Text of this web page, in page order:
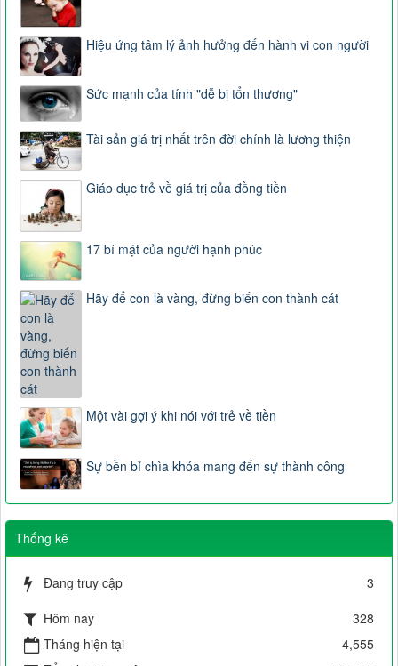
Hiệu ứng tâm lý ảnh hưởng đến hành vi con người
Sức mạnh của tính "dễ bị tổn thương"
Tài sản giá trị nhất trên đời chính là lương thiện
Giáo dục trẻ về giá trị của đồng tiền
17 bí mật của người hạnh phúc
Hãy để con là vàng, đừng biến con thành cát
Một vài gợi ý khi nói với trẻ về tiền
Sự bền bỉ chìa khóa mang đến sự thành công
Thống kê
Đang truy cập
3
Hôm nay
328
Tháng hiện tại
4,555